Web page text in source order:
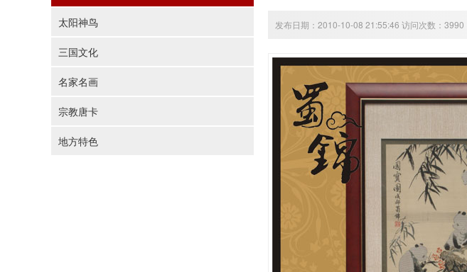
太阳神鸟
三国文化
名家名画
宗教唐卡
地方特色
发布日期：2010-10-08 21:55:46 访问次数：3990